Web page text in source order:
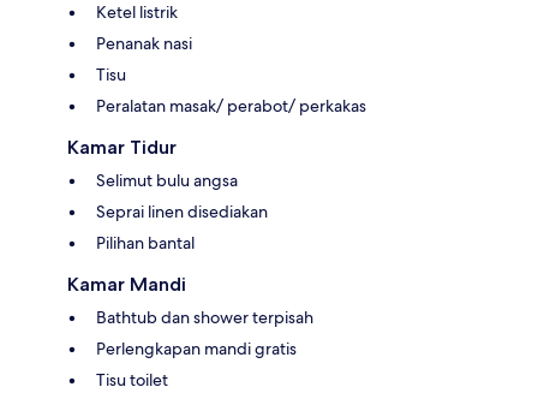
Ketel listrik
Penanak nasi
Tisu
Peralatan masak/ perabot/ perkakas
Kamar Tidur
Selimut bulu angsa
Seprai linen disediakan
Pilihan bantal
Kamar Mandi
Bathtub dan shower terpisah
Perlengkapan mandi gratis
Tisu toilet